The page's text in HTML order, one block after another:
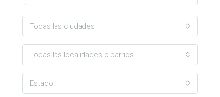
Todas las ciudades
Todas las localidades o barrios
Estado